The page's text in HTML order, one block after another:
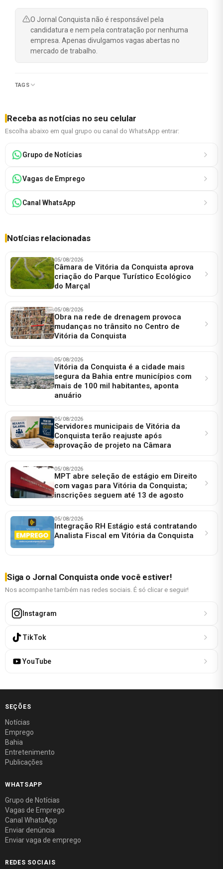
O Jornal Conquista não é responsável pela
candidatura e nem pela contratação por nenhuma
empresa. Apenas divulgamos vagas abertas no
mercado de trabalho.
TAGS
Receba as notícias no seu celular
Escolha abaixo em qual grupo ou canal do WhatsApp entrar:
Grupo de Notícias
Vagas de Emprego
Canal WhatsApp
Notícias relacionadas
05/08/2026
Câmara de Vitória da Conquista aprova
criação do Parque Turístico Ecológico
do Marçal
05/08/2026
Obra na rede de drenagem provoca
mudanças no trânsito no Centro de
Vitória da Conquista
05/08/2026
Vitória da Conquista é a cidade mais
segura da Bahia entre municípios com
mais de 100 mil habitantes, aponta
anuário
05/08/2026
Servidores municipais de Vitória da
Conquista terão reajuste após
aprovação de projeto na Câmara
05/08/2026
MPT abre seleção de estágio em Direito
com vagas para Vitória da Conquista;
inscrições seguem até 13 de agosto
05/08/2026
Integração RH Estágio está contratando
Analista Fiscal em Vitória da Conquista
Siga o Jornal Conquista onde você estiver!
Nos acompanhe também nas redes sociais. É só clicar e seguir!
Instagram
TikTok
YouTube
SEÇÕES
Notícias
Emprego
Bahia
Entretenimento
Publicações
WHATSAPP
Grupo de Notícias
Vagas de Emprego
Canal WhatsApp
Enviar denúncia
Enviar vaga de emprego
REDES SOCIAIS